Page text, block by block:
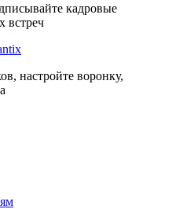
кадровые
встреч
настройте воронку,